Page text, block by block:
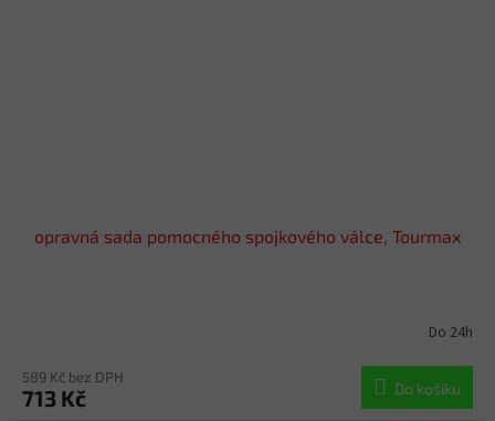
opravná sada pomocného spojkového válce, Tourmax
Do 24h
589 Kč bez DPH
713 Kč Do košíku